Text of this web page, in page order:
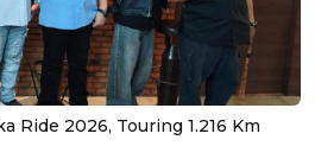
Ride 2026, Touring 1.216 Km